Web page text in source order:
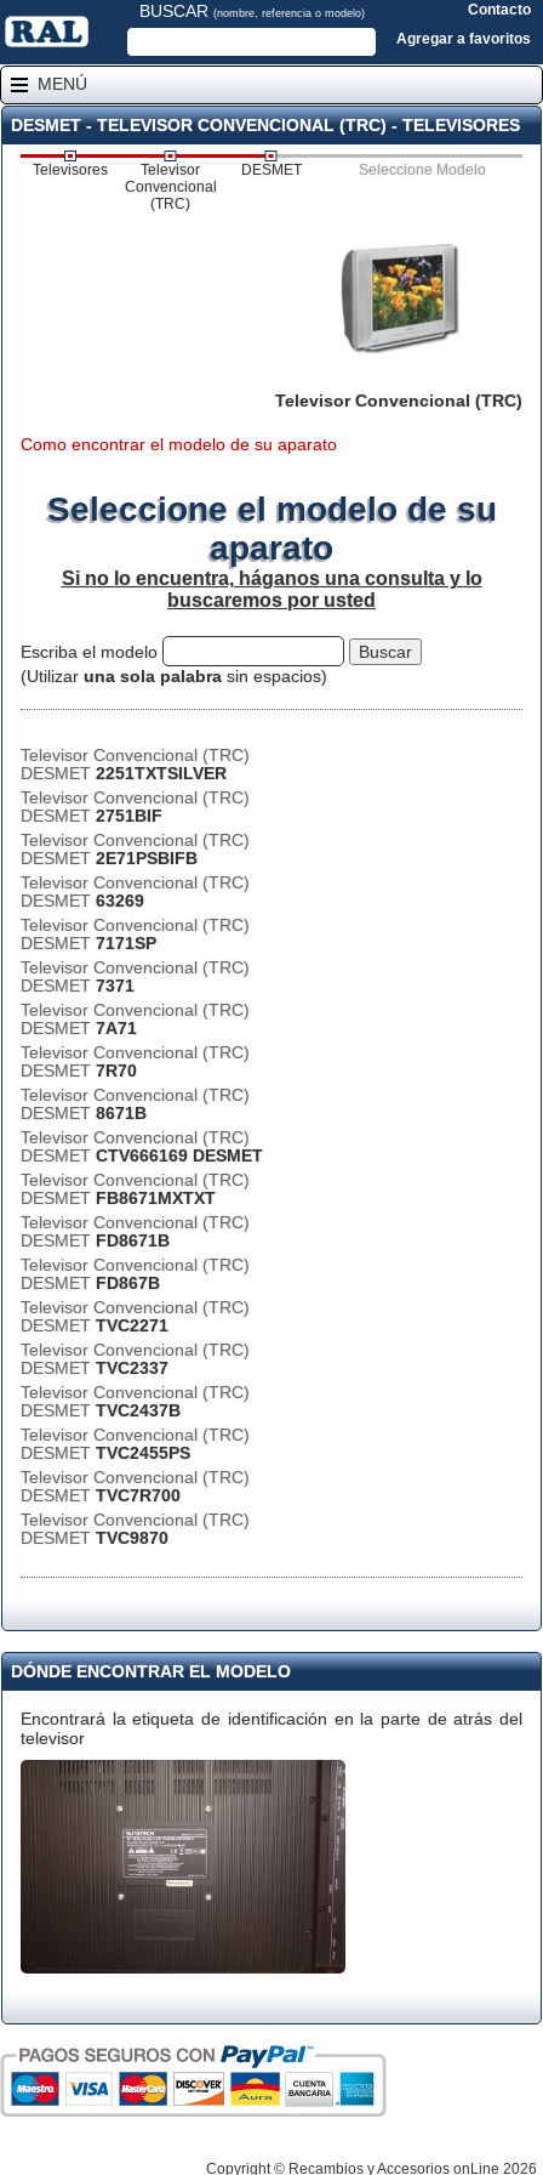
BUSCAR (nombre, referencia o modelo)
Contacto
Agregar a favoritos
MENÚ
DESMET - TELEVISOR CONVENCIONAL (TRC) - TELEVISORES
Televisores
Televisor
Convencional
(TRC)
DESMET Seleccione Modelo
Televisor Convencional (TRC)
Como encontrar el modelo de su aparato
Seleccione el modelo de su
aparato
Si no lo encuentra, háganos una consulta y lo
buscaremos por usted
Escriba el modelo
(Utilizar una sola palabra sin espacios)
Televisor Convencional (TRC)
DESMET 2251TXTSILVER
Televisor Convencional (TRC)
DESMET 2751BIF
Televisor Convencional (TRC)
DESMET 2E71PSBIFB
Televisor Convencional (TRC)
DESMET 63269
Televisor Convencional (TRC)
DESMET 7171SP
Televisor Convencional (TRC)
DESMET 7371
Televisor Convencional (TRC)
DESMET 7A71
Televisor Convencional (TRC)
DESMET 7R70
Televisor Convencional (TRC)
DESMET 8671B
Televisor Convencional (TRC)
DESMET CTV666169 DESMET
Televisor Convencional (TRC)
DESMET FB8671MXTXT
Televisor Convencional (TRC)
DESMET FD8671B
Televisor Convencional (TRC)
DESMET FD867B
Televisor Convencional (TRC)
DESMET TVC2271
Televisor Convencional (TRC)
DESMET TVC2337
Televisor Convencional (TRC)
DESMET TVC2437B
Televisor Convencional (TRC)
DESMET TVC2455PS
Televisor Convencional (TRC)
DESMET TVC7R700
Televisor Convencional (TRC)
DESMET TVC9870
DÓNDE ENCONTRAR EL MODELO
Encontrará la etiqueta de identificación en la parte de atrás del
televisor
Copyright © Recambios y Accesorios onLine 2026